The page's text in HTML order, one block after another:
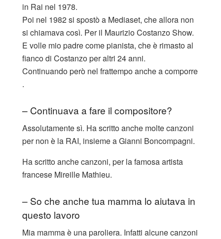
in Rai nel 1978.
Poi nel 1982 si spostò a Mediaset, che allora non
si chiamava così. Per il Maurizio Costanzo Show.
E volle mio padre come pianista, che è rimasto al
fianco di Costanzo per altri 24 anni.
Continuando però nel frattempo anche a comporre
.
– Continuava a fare il compositore?
Assolutamente sì. Ha scritto anche molte canzoni
per non è la RAI, insieme a Gianni Boncompagni.
Ha scritto anche canzoni, per la famosa artista
francese Mireille Mathieu.
– So che anche tua mamma lo aiutava in
questo lavoro
Mia mamma è una paroliera. Infatti alcune canzoni